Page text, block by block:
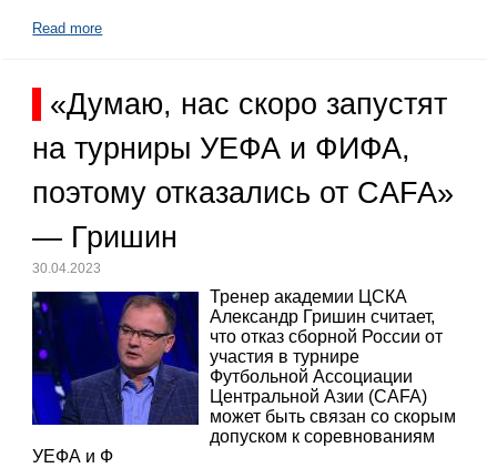
Read more
«Думаю, нас скоро запустят
на турниры УЕФА и ФИФА,
поэтому отказались от CAFA»
— Гришин
30.04.2023
Тренер академии ЦСКА
Александр Гришин считает,
что отказ сборной России от
участия в турнире
Футбольной Ассоциации
Центральной Азии (CAFA)
может быть связан со скорым
допуском к соревнованиям
УЕФА и Ф